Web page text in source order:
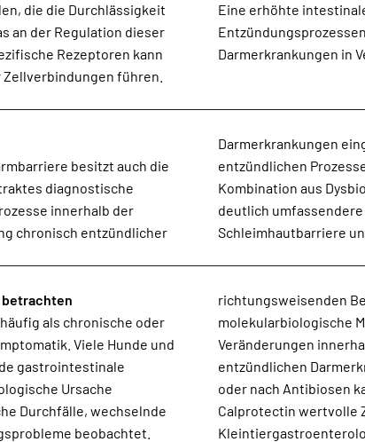
die die Durchlässigkeit
an der Regulation dieser
Rezeptoren kann
führen.
mit chronischen
und funktionellen
Darmerkrankungen in
besitzt auch die
diagnostische
innerhalb der
chronisch entzündlicher
Darmerkrankungen
auftreten. Die
ermöglicht daher eine
Schleimhautbarriere
betrachten
als chronische oder
Viele Hunde und
gastrointestinale
Ursache
Durchfälle, wechselnde
beobachtet.
richtungsweisenden
Hinweise auf funktionelle
Auch bei chronisch
Permeabilität
Zonulin und
liefern. Die moderne
zunehmend als